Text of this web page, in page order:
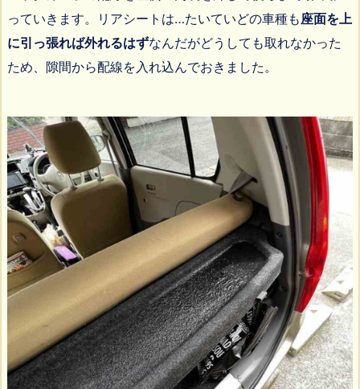
っていきます。リアシートは…たいていどの車種も座面を上
に引っ張れば外れるはずなんだがどうしても取れなかった
ため、隙間から配線を入れ込んでおきました。